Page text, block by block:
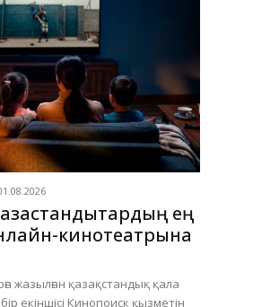
ең
кинотеатрына
жазылған қазақстандық қала
екіншісі Кинопоиск қызметін